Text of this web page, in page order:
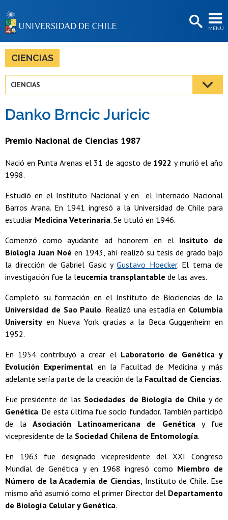
MENÚ
BIBLIOTECAS
Estudiantes
Académicas/os
Funcionarias/os
CIENCIAS
CIENCIAS
Danko Brncic Juricic
Premio Nacional de Ciencias 1987
Nació en Punta Arenas el 31 de agosto de 1922 y murió el año
1998.
Estudió en el Instituto Nacional y en el Internado Nacional
Barros Arana. En 1941 ingresó a la Universidad de Chile para
estudiar Medicina Veterinaria. Se tituló en 1946.
Comenzó como ayudante ad honorem en el Insituto de
Biología Juan Noé en 1943, ahí realizó su tesis de grado bajo
la dirección de Gabriel Gasic yGustavo Hoecker. El tema de
investigación fue la leucemia transplantable de las aves.
Completó su formación en el Instituto de Biociencias de la
Universidad de Sao Paulo. Realizó una estadía en Columbia
University en Nueva York gracias a la Beca Guggenheim en
1952.
En 1954 contribuyó a crear el Laboratorio de Genética y
Evolución Experimental en la Facultad de Medicina y más
adelante sería parte de la creación de la Facultad de Ciencias.
Fue presidente de las Sociedades de Biología de Chile y de
Genética. De esta última fue socio fundador. También participó
de laAsociación Latinoamericana de Genéticay fue
vicepresidente de la Sociedad Chilena de Entomología.
En 1963 fue designado vicepresidente del XXI Congreso
Mundial de Genética y en 1968 ingresó como Miembro de
Número de la Academia de Ciencias, Instituto de Chile. Ese
mismo añó asumió como el primer Director del Departamento
de Biología Celular y Genética.